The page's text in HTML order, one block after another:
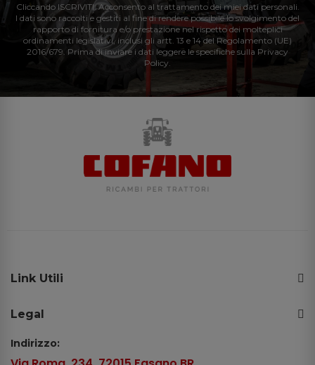
Cliccando ISCRIVITI: Acconsento al trattamento dei miei dati personali.
I dati sono raccolti e gestiti al fine di rendere possibile lo svolgimento del
rapporto di fornitura e/o prestazione nel rispetto dei molteplici
ordinamenti legislativi, inclusi gli artt. 13 e 14 del Regolamento (UE)
2016/679. Prima di inviare i dati leggere le specifiche sulla Privacy
Policy.
Link Utili
Legal
Indirizzo: